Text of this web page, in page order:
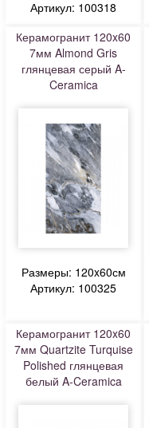
Артикул: 100318
Керамогранит 120x60
7мм Almond Gris
глянцевая серый A-
Ceramica
Размеры: 120x60см
Артикул: 100325
Керамогранит 120x60
7мм Quartzite Turquise
Polished глянцевая
белый A-Ceramica